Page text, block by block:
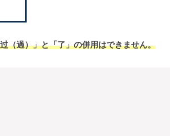
（過）」と「了」の併用はできません。